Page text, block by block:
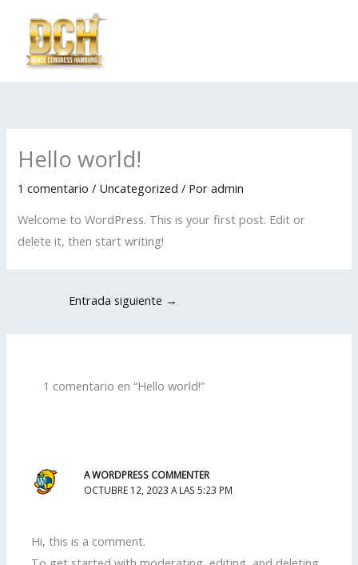
contenido
Hello world!
1 comentario / Uncategorized / Poradmin
Welcome to WordPress. This is your first post. Edit or
delete it, then start writing!
Entrada siguiente →
1 comentario en “Hello world!”
A WORDPRESS COMMENTER
OCTUBRE 12, 2023 A LAS 5:23 PM
Hi, this is a comment.